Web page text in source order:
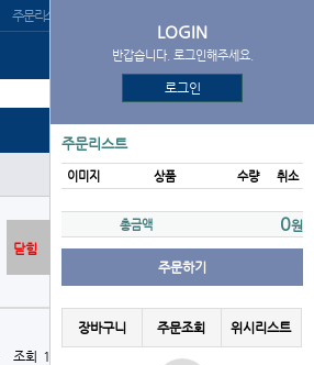
주문리스트
LOGIN
반갑습니다. 로그인해주세요.
로그인
주문리스트
이미지 상품 수량 취소
총금액 0원
주문하기
장바구니 주문조회 위시리스트
닫힘
조회 155회